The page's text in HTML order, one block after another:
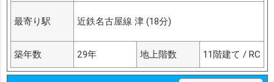
最寄り駅 近鉄名古屋線 津 (18分)
築年数 29年 地上階数 11階建て / RC